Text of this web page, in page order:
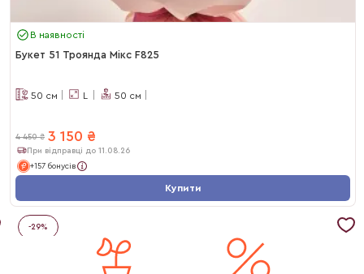
В наявності
Букет 51 Троянда Мікс F825
50 см L 50 см
4 450 ₴ 3 150 ₴
При відправці до 11.08.26
+157 бонусів
Купити
-29%